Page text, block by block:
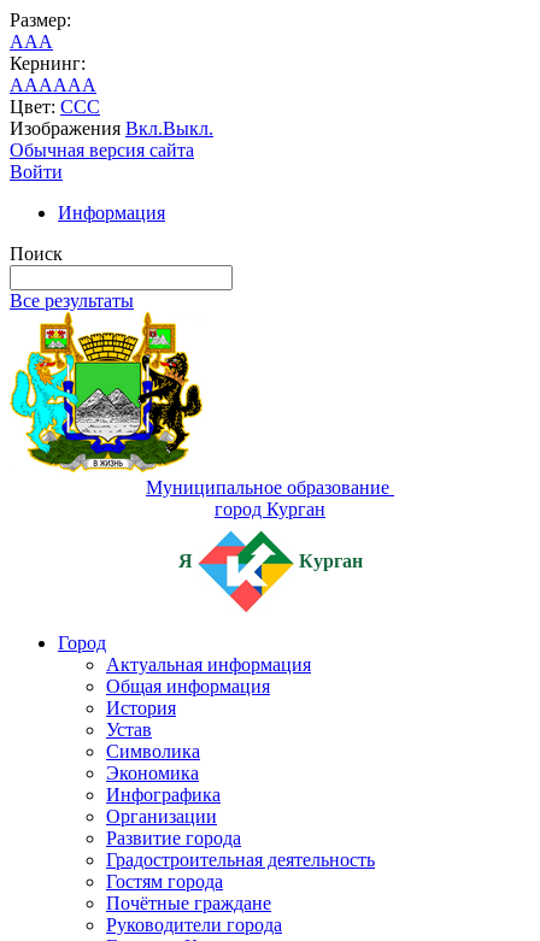
Размер:
AAA
Кернинг:
AAAAAA
Цвет: CCC
Изображения Вкл.Выкл.
Обычная версия сайта
Войти
Информация
Поиск
Все результаты
Муниципальное образование
город Курган
Я Курган
Город
Актуальная информация
Общая информация
История
Устав
Символика
Экономика
Инфографика
Организации
Развитие города
Градостроительная деятельность
Гостям города
Почётные граждане
Руководители города